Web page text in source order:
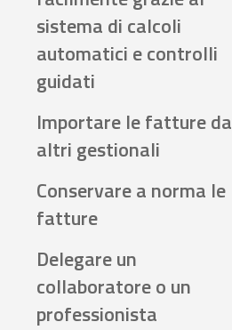
sistema di calcoli
automatici e controlli
guidati
Importare le fatture da
altri gestionali
Conservare a norma le
fatture
Delegare un
collaboratore o un
professionista